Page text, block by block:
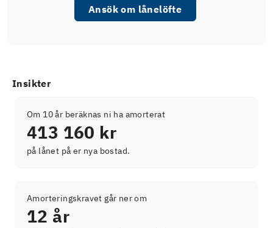
Ansök om lånelöfte
Insikter
Om 10 år beräknas ni ha amorterat
413 160 kr
på lånet på er nya bostad.
Amorteringskravet går ner om
12 år